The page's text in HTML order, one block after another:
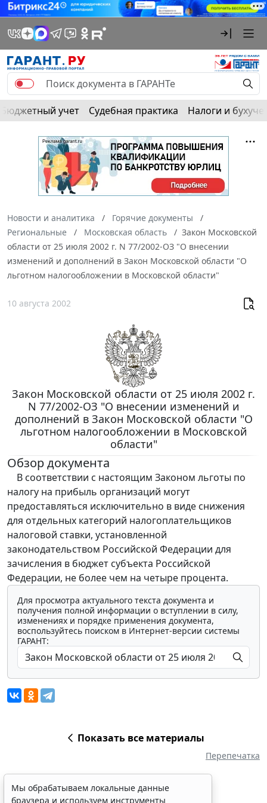
Бюджетный учет Судебная практика Налоги и
Новости и аналитика
Горячие документы
Региональные
Московская область
Закон Московской
области от 25 июля 2002 г. N 77/2002-ОЗ "О внесении
изменений и дополнений в Закон Московской области "О
льготном налогообложении в Московской области"
10 августа 2002
Закон Московской области от 25 июля 2002 г.
N 77/2002-ОЗ "О внесении изменений и
дополнений в Закон Московской области "О
льготном налогообложении в Московской
области"
Обзор документа
В соответствии с настоящим Законом льготы по
налогу на прибыль организаций могут
предоставляться исключительно в виде снижения
для отдельных категорий налогоплательщиков
налоговой ставки, установленной
законодательством Российской Федерации для
зачисления в бюджет субъекта Российской
Федерации, не более чем на четыре процента.
Для просмотра актуального текста документа и
получения полной информации о вступлении в силу,
изменениях и порядке применения документа,
воспользуйтесь поиском в Интернет-версии системы
ГАРАНТ:
Показать все материалы
Перепечатка
Мы обрабатываем локальные данные
браузера и используем инструменты